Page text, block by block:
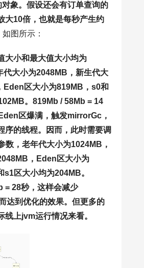
象。假设还会有订单查询的
大10倍，也就是每秒产生约
如图所示：
大小和最大值大小均为
代大小为2048MB，新生代大
Eden区大小为819MB，s0和
。819Mb / 58Mb = 14
区爆满，触发mirrorGc，
序的线程。因而，此时需要调
数，老年代大小为1024MB，
，Eden区大小为
s1区大小均为204MB。
= 28秒，这样会减少
达到优化的效果。但更多的
线上jvm运行情况来看。